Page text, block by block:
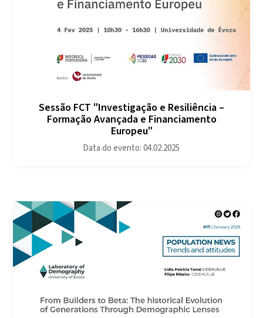
Sessão FCT "Investigação e Resiliência –
Formação Avançada e Financiamento
Europeu"
Data do evento: 04.02.2025